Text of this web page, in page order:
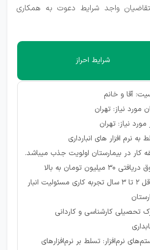
واجد شرایط دعوت به همکاری
شرایط احراز
آقا و خانم
مورد نیاز: تهران
نیاز: تهران
به نرم افزار های انبارداری
کار در بیمارستان اولویت جذب میباشد.
30 میلیون تومان به بالا
حداقل ۲ تا ۳ سال تجربه کاری مسئولیت انبار
تحصیلی کارشناسی و کاردانی
نرم‌افزار: تسلط بر نرم‌افزارهای